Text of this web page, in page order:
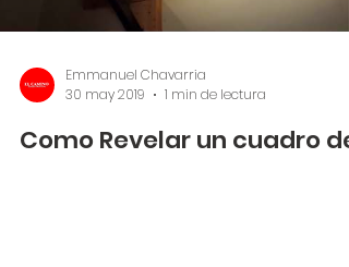
Emmanuel Chavarria
30 may 2019
1 min de lectura
Como Revelar un cuadro de